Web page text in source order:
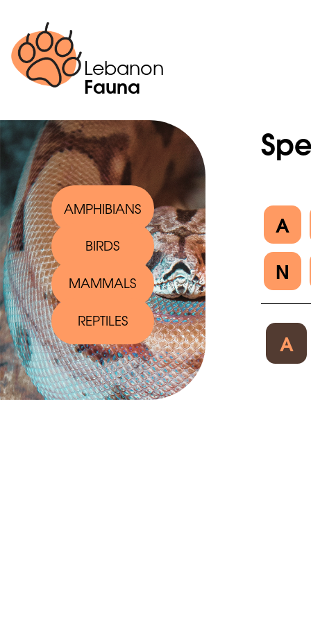
Lebanon
Fauna
AMPHIBIANS
BIRDS
MAMMALS
REPTILES
A
N
A